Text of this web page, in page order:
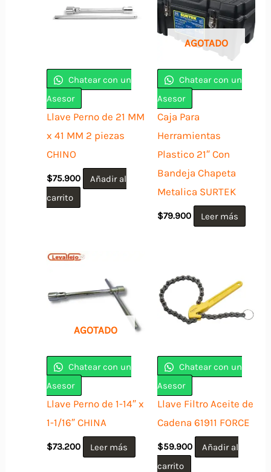
Chatear con un
Asesor
Llave Perno de 21 MM
x 41 MM 2 piezas
CHINO
$75.900
Añadir al
carrito
AGOTADO
Chatear con un
Asesor
Caja Para
Herramientas
Plastico 21″ Con
Bandeja Chapeta
Metalica SURTEK
$79.900 Leer más
AGOTADO
Chatear con un
Asesor
Llave Perno de 1-14″ x
1-1/16″ CHINA
$73.200 Leer más
Chatear con un
Asesor
Llave Filtro Aceite de
Cadena 61911 FORCE
$59.900
Añadir al
carrito